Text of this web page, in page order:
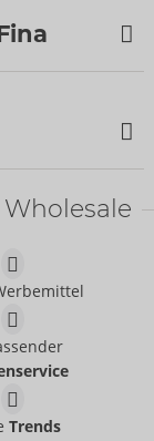
Brand
€
Trends